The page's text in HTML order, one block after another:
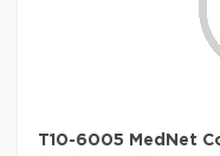
T10-6005 MedNet